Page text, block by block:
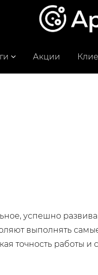
Акции
успешно
выполнять
точность работы и